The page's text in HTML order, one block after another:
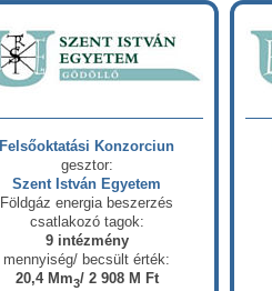
Felsőoktatási Konzorciun
gesztor:
Szent István Egyetem
Földgáz energia beszerzés
csatlakozó tagok:
9 intézmény
mennyiség/ becsült érték:
20,4 Mm3/ 2 908 M Ft